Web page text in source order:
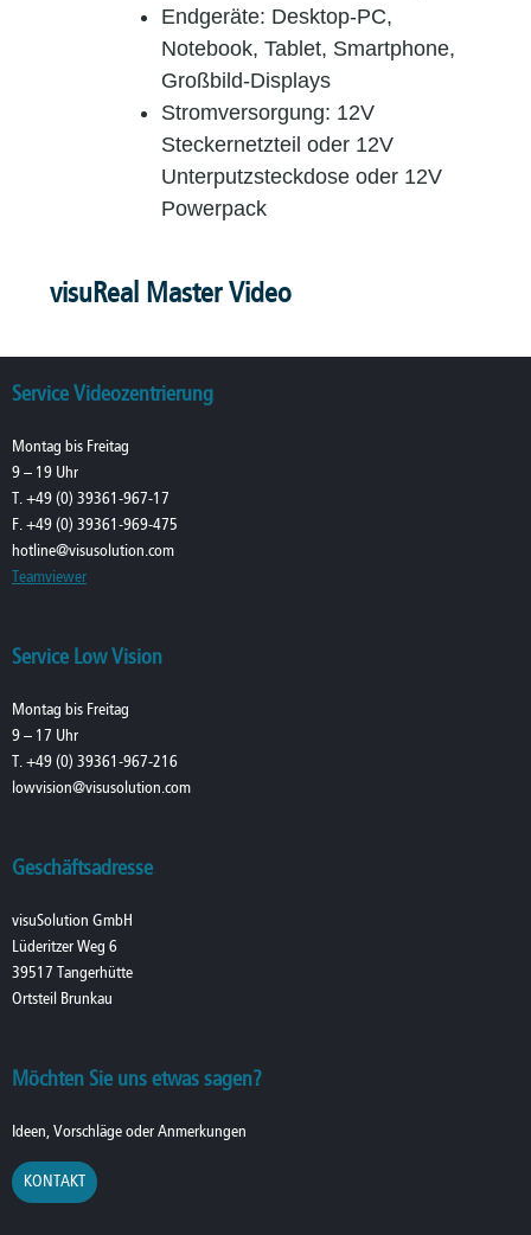
Endgeräte: Desktop-PC,
Notebook, Tablet, Smartphone,
Großbild-Displays
Stromversorgung: 12V
Steckernetzteil oder 12V
Unterputzsteckdose oder 12V
Powerpack
visuReal Master Video
Service Videozentrierung
Montag bis Freitag
9 – 19 Uhr
T. +49 (0) 39361-967-17
F. +49 (0) 39361-969-475
hotline@visusolution.com
Teamviewer
Service Low Vision
Montag bis Freitag
9 – 17 Uhr
T. +49 (0) 39361-967-216
lowvision@visusolution.com
Geschäftsadresse
visuSolution GmbH
Lüderitzer Weg 6
39517 Tangerhütte
Ortsteil Brunkau
Möchten Sie uns etwas sagen?
Ideen, Vorschläge oder Anmerkungen
KONTAKT